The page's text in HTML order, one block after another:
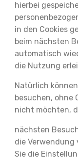
hierbei
in den Cookies
beim nächsten
automatisch
die Nutzung
Natürlich
besuchen, ohne
nicht möchten,
nächsten
die Verwendung
Sie die